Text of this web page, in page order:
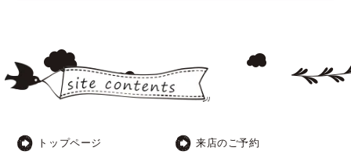
トップページ 来店のご予約